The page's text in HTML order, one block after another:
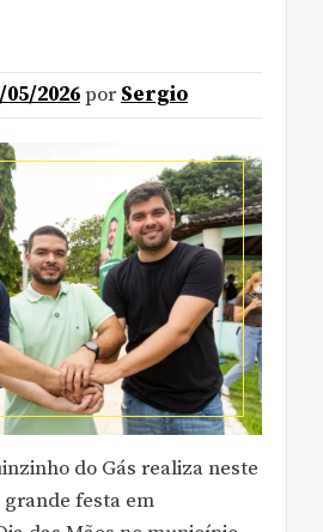
05/2026por Sergio
do Gás realiza neste
grande festa em